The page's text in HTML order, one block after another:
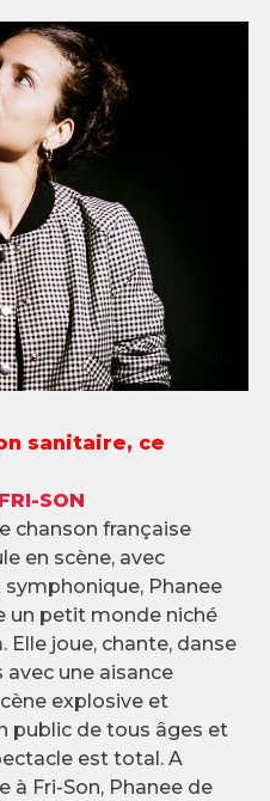
sanitaire, ce
FRI-SON
chanson française
en scène, avec
Phanee
un petit monde niché
joue, chante, danse
une aisance
explosive et
public de tous âges et
est total. A
à Fri-Son, Phanee de